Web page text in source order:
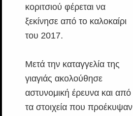
κοριτσιού φέρεται να
ξεκίνησε από το καλοκαίρι
του 2017.
Μετά την καταγγελία της
γιαγιάς ακολούθησε
αστυνομική έρευνα και από
τα στοιχεία που προέκυψαν